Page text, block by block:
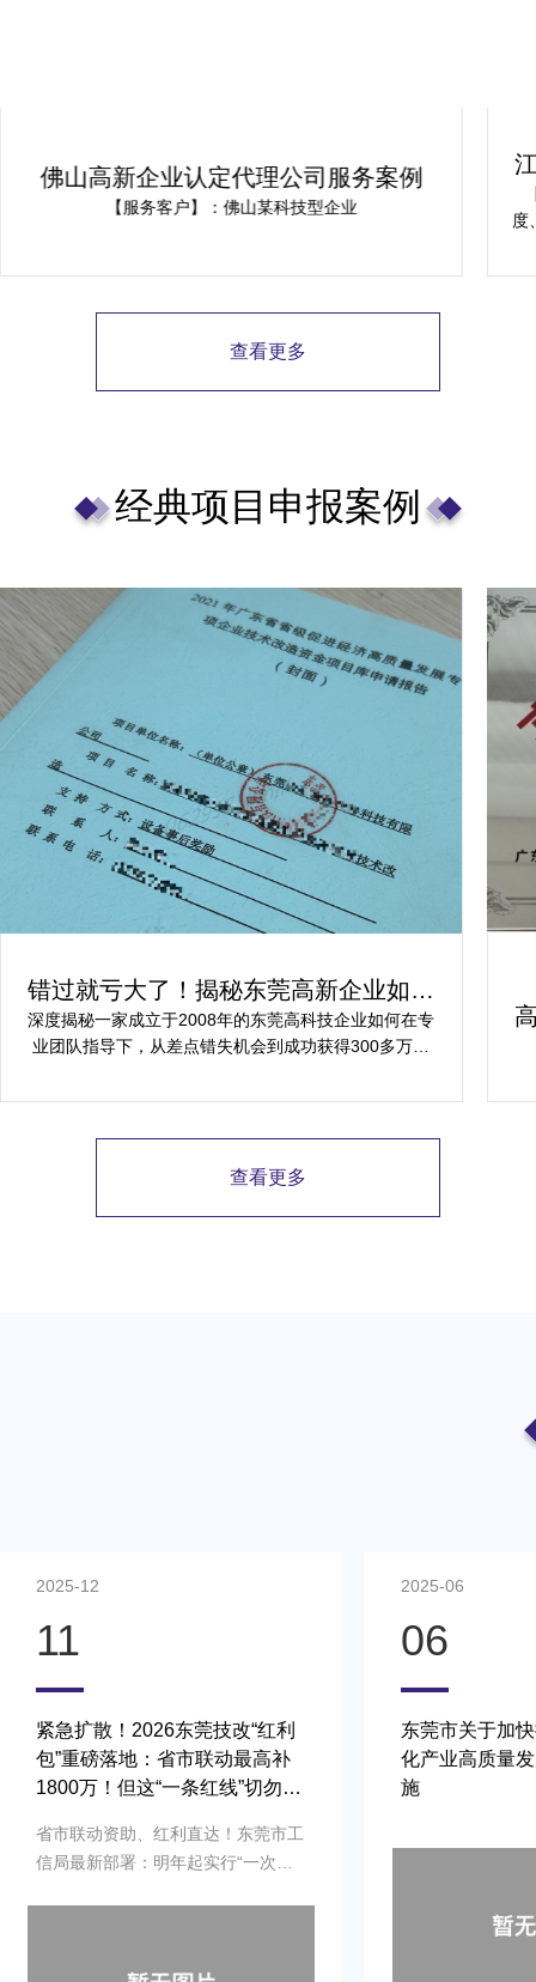
佛山高新企业认定代理公司服务案例
【服务客户】：佛山某科技型企业
度
查看更多
经典项目申报案例
错过就亏大了！揭秘东莞高新企业如何
轻松拿下省级技术改造项目300万补贴
深度揭秘一家成立于2008年的东莞高科技企业如何在专
业团队指导下，从差点错失机会到成功获得300多万元
查看更多
2025-06
06
东莞市关于加快推动工业和信息
化产业高质量发展的若干政策措
施
2025-03
01
东莞市2025年
些实打实的人
错过了！
莞未来的发展指